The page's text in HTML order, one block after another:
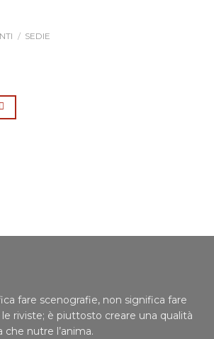
/ SEDIE
fare scenografie, non significa fare
riviste; è piuttosto creare una qualità
che nutre l’anima.